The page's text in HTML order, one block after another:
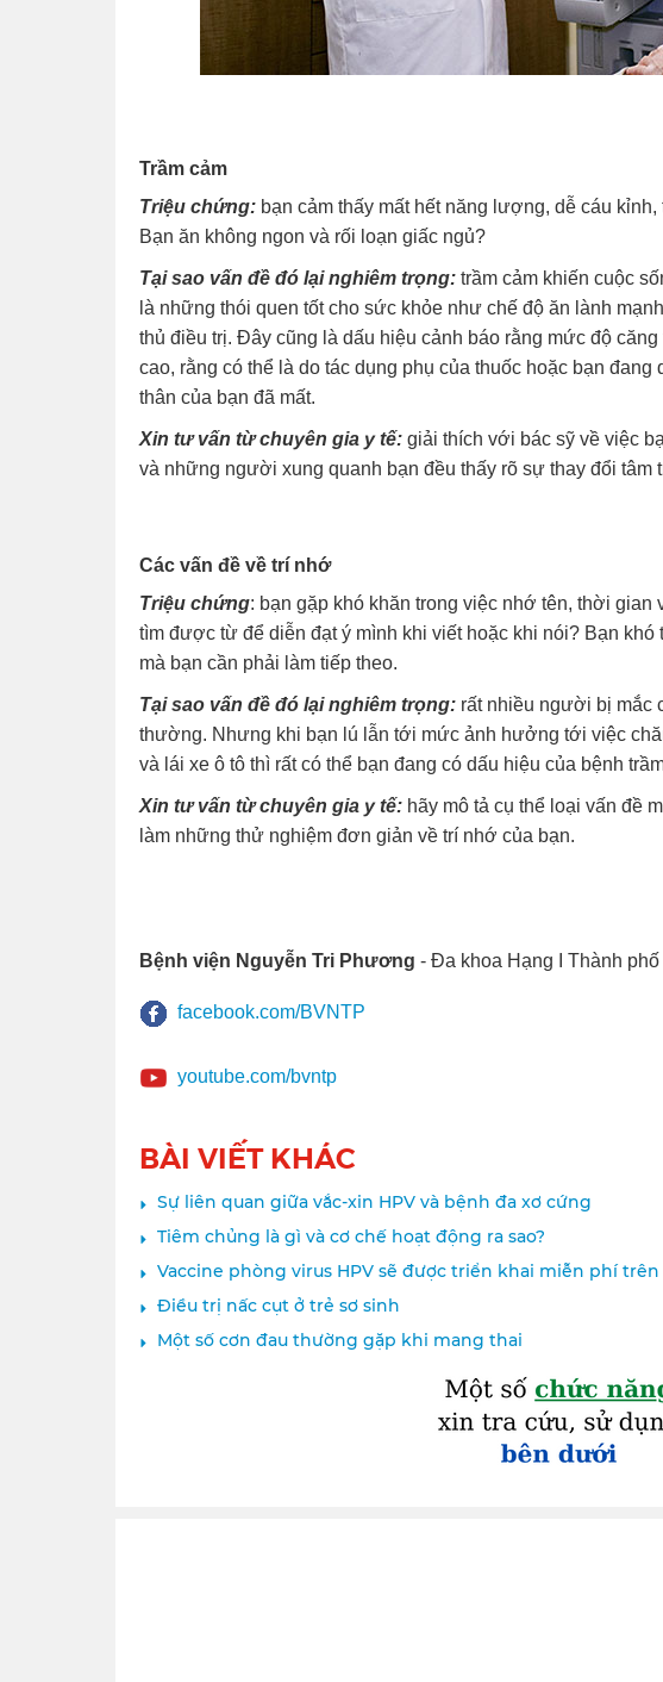
Trầm cảm
Triệu chứng: bạn cảm thấy mất hết năng lượng, dễ cáu
Bạn ăn không ngon và rối loạn giấc ngủ?
Tại sao vấn đề đó lại nghiêm trọng: trầm cảm khiến cuộc
là những thói quen tốt cho sức khỏe như chế độ ăn lành
thủ điều trị. Đây cũng là dấu hiệu cảnh báo rằng mức độ
cao, rằng có thể là do tác dụng phụ của thuốc hoặc bạn
thân của bạn đã mất.
Xin tư vấn từ chuyên gia y tế: giải thích với bác sỹ về việc
và những người xung quanh bạn đều thấy rõ sự thay đổi tâm
Các vấn đề về trí nhớ
Triệu chứng: bạn gặp khó khăn trong việc nhớ tên, thời
tìm được từ để diễn đạt ý mình khi viết hoặc khi nói? Bạn
mà bạn cần phải làm tiếp theo.
Tại sao vấn đề đó lại nghiêm trọng: rất nhiều người bị mắc
thường. Nhưng khi bạn lú lẫn tới mức ảnh hưởng tới việc
và lái xe ô tô thì rất có thể bạn đang có dấu hiệu của bệnh
Xin tư vấn từ chuyên gia y tế: hãy mô tả cụ thể loại vấn đề
làm những thử nghiệm đơn giản về trí nhớ của bạn.
Bệnh viện Nguyễn Tri Phương - Đa khoa Hạng I Thành
facebook.com/BVNTP
youtube.com/bvntp
BÀI VIẾT KHÁC
Sự liên quan giữa vắc-xin HPV và bệnh đa xơ cứng
Tiêm chủng là gì và cơ chế hoạt động ra sao?
Vaccine phòng virus HPV sẽ được triển khai miễn phí
Điều trị nấc cụt ở trẻ sơ sinh
Một số cơn đau thường gặp khi mang thai